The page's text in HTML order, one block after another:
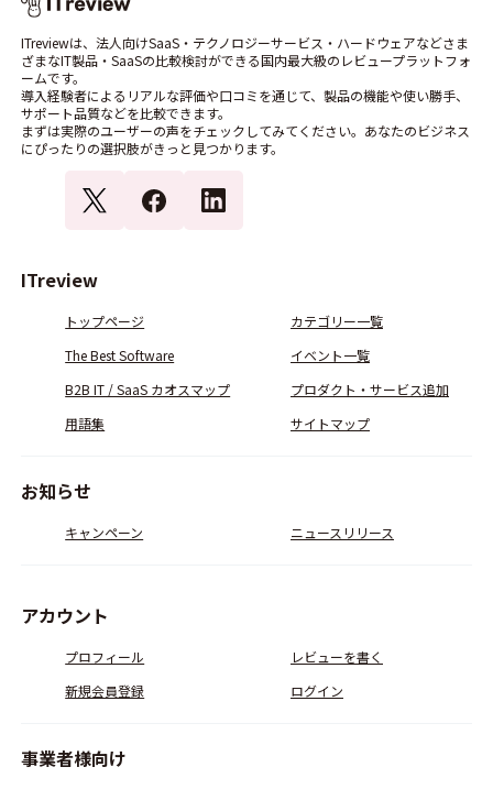
ITreviewは、法人向けSaaS・テクノロジーサービス・ハードウェアなどさま
ざまなIT製品・SaaSの比較検討ができる国内最大級のレビュープラットフォ
ームです。
導入経験者によるリアルな評価や口コミを通じて、製品の機能や使い勝手、
サポート品質などを比較できます。
まずは実際のユーザーの声をチェックしてみてください。あなたのビジネス
にぴったりの選択肢がきっと見つかります。
ITreview
トップページ
カテゴリー一覧
The Best Software
イベント一覧
B2B IT / SaaS カオスマップ
プロダクト・サービス追加
用語集
サイトマップ
お知らせ
キャンペーン ニュースリリース
アカウント
プロフィール
レビューを書く
新規会員登録
ログイン
事業者様向け